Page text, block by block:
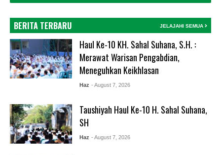
BERITA TERBARU JELAJAHI SEMUA
Haul Ke-10 KH. Sahal Suhana, S.H. :
Merawat Warisan Pengabdian,
Meneguhkan Keikhlasan
Haz - August 7, 2026
Taushiyah Haul Ke-10 H. Sahal Suhana,
SH
Haz - August 7, 2026